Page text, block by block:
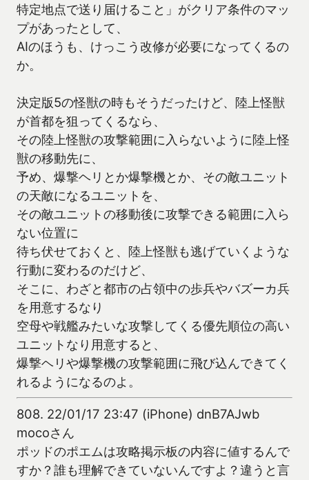
特定地点で送り届けること」がクリア条件のマッ
プがあったとして、
AIのほうも、けっこう改修が必要になってくるの
か。
決定版5の怪獣の時もそうだったけど、陸上怪獣
が首都を狙ってくるなら、
その陸上怪獣の攻撃範囲に入らないように陸上怪
獣の移動先に、
予め、爆撃ヘリとか爆撃機とか、その敵ユニット
の天敵になるユニットを、
その敵ユニットの移動後に攻撃できる範囲に入ら
ない位置に
待ち伏せておくと、陸上怪獣も逃げていくような
行動に変わるのだけど、
そこに、わざと都市の占領中の歩兵やバズーカ兵
を用意するなり
空母や戦艦みたいな攻撃してくる優先順位の高い
ユニットなり用意すると、
爆撃ヘリや爆撃機の攻撃範囲に飛び込んできてく
れるようになるのよ。
808. 22/01/17 23:47 (iPhone) dnB7AJwb
mocoさん
ポッドのポエムは攻略掲示板の内容に値するんで
すか？誰も理解できていないんですよ？違うと言